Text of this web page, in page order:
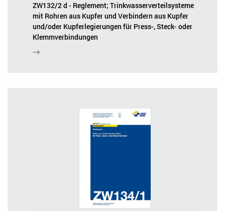
ZW132/2 d - Reglement; Trinkwasserverteilsysteme
mit Rohren aus Kupfer und Verbindern aus Kupfer
und/oder Kupferlegierungen für Press-, Steck- oder
Klemmverbindungen